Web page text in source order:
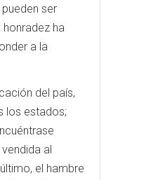
ser
ha
a la
del país,
los estados;
al
el hambre